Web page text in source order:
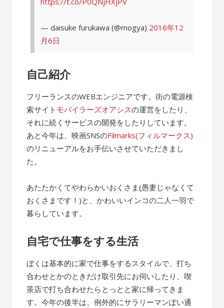
— daisuke furukawa (@mogya) 2016年12
月6日
自己紹介
フリーランスのWEBエンジニアです。街の電源検
索サイト モバイラーズオアシスの運営をしたり、
それに続くサービスの開発をしたりしています。
あと今年は、映画SNSのFilmarks(フィルマークス)
のリニューアルをお手伝いさせていただきまし
た。
あたたかくてやわらかいおくさま(愚妻じゃなくて
おくさまです！)と、かわいいインコの二人一羽で
暮らしています。
自宅で仕事をする生活
ぼくは基本的に家で仕事をするスタイルで、打ち
合わせとかのときだけ取引先にお伺いしたり、喫
茶店で打ち合わせたらとっとと家に帰ってきま
す。今年の後半は、例外的にサラリーマンぽい通